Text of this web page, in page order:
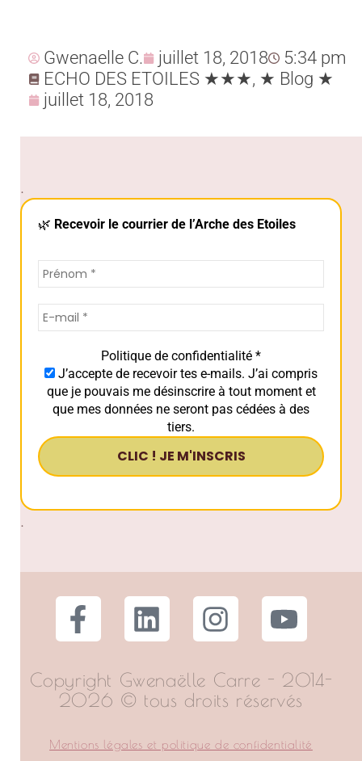
Gwenaelle C. juillet 18, 2018
5:34 pm
ECHO DES ETOILES ★★★, ★ Blog ★
juillet 18, 2018
.
🌿 Recevoir le courrier de l’Arche des Etoiles
Politique de confidentialité *
J’accepte de recevoir tes e-mails. J’ai compris
que je pouvais me désinscrire à tout moment et
que mes données ne seront pas cédées à des
tiers.
.
Copyright Gwenaëlle Carre - 2014-
2026 © tous droits réservés
Mentions légales et politique de confidentialité